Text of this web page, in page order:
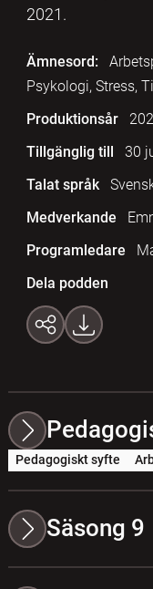
2021.
Ämnesord:
Psykologi, Stress,
Produktionsår
Tillgänglig till
30
Talat språk
Medverkande
Programledare
Dela podden
Pedagogiskt syfte
Säsong 9